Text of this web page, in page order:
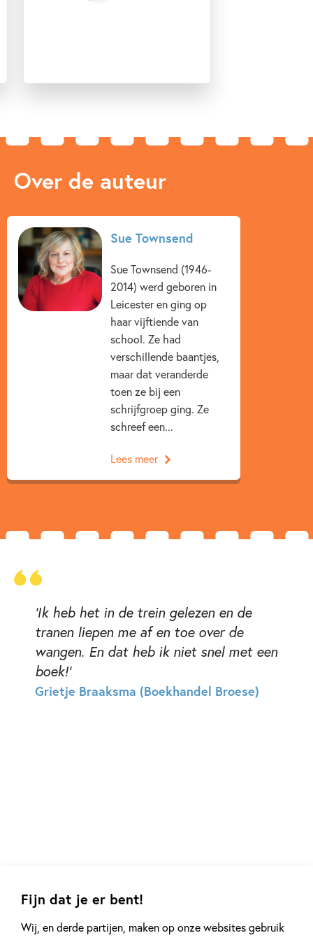
Fijn dat je er bent!
Wij, en derde partijen, maken op onze websites gebruik
Over de auteur
Sue Townsend
Sue Townsend (1946-
2014) werd geboren in
Leicester en ging op
haar vijftiende van
school. Ze had
verschillende baantjes,
maar dat veranderde
toen ze bij een
schrijfgroep ging. Ze
schreef een...
Lees meer
‘Ik heb het in de trein gelezen en de
tranen liepen me af en toe over de
wangen. En dat heb ik niet snel met een
boek!’
Grietje Braaksma (Boekhandel Broese)
Andere boeken uit de serie 'Adrian